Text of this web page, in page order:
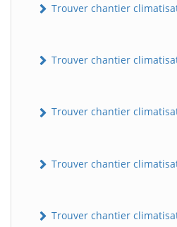
Trouver chantier
Trouver chantier
Trouver chantier
Trouver chantier
Trouver chantier